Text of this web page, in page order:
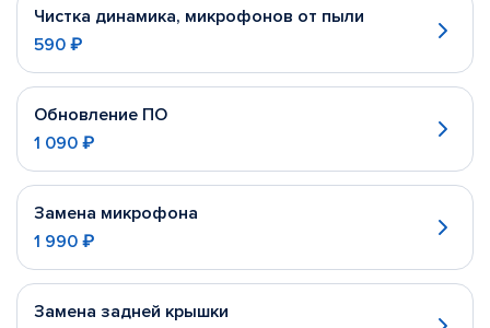
Чистка динамика, микрофонов от пыли
590 ₽
Обновление ПО
1 090 ₽
Замена микрофона
1 990 ₽
Замена задней крышки